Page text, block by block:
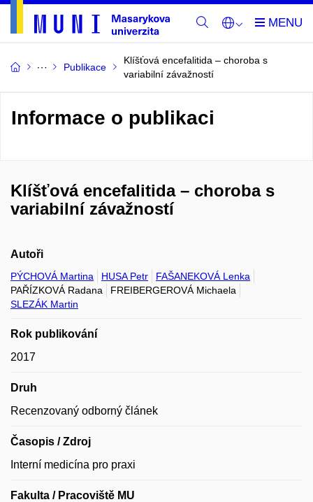
Publikace
Klíšťová encefalitida – choroba s
variabilní závažností
Informace o publikaci
Klíšťová encefalitida – choroba s
variabilní závažností
Autoři
PÝCHOVÁ Martina HUSA Petr
FAŠANEKOVÁ Lenka
PAŘÍZKOVÁ Radana
FREIBERGEROVÁ Michaela
SLEZÁK Martin
Rok publikování
2017
Druh
Recenzovaný odborný článek
Časopis / Zdroj
Interní medicína pro praxi
Fakulta / Pracoviště MU